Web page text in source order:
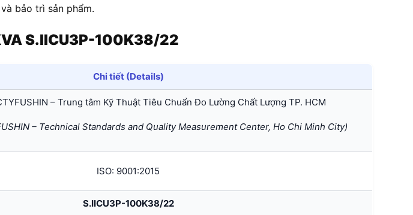
bảo trì sản phẩm.
S.IICU3P-100K38/22
Chi tiết (Details)
– Trung tâm Kỹ Thuật Tiêu Chuẩn Đo Lường Chất Lượng TP. HCM
– Technical Standards and Quality Measurement Center, Ho Chi Minh City)
ISO: 9001:2015
S.IICU3P-100K38/22